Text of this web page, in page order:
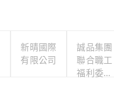
新晴國際
有限公司
誠品集團
聯合職工
福利委員